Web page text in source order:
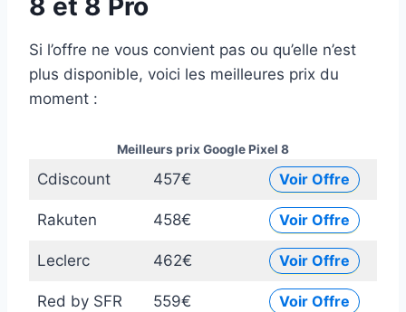
8 et 8 Pro
Si l’offre ne vous convient pas ou qu’elle n’est
plus disponible, voici les meilleures prix du
moment :
Cdiscount 457€ Voir Offre
Rakuten 458€ Voir Offre
Leclerc 462€ Voir Offre
Red by SFR 559€ Voir Offre
Meilleurs prix Google Pixel 8